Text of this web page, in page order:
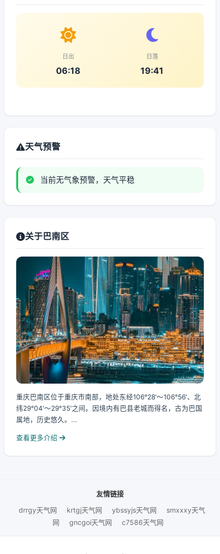
日出
06:18
日落
19:41
天气预警
当前无气象预警，天气平稳
关于巴南区
重庆巴南区位于重庆市南部，地处东经106°28′～106°56′、北
纬29°04′～29°35′之间。因境内有巴县老城而得名，古为巴国
属地，历史悠久。...
查看更多介绍
友情链接
drrgy天气网
krtgj天气网 ybssyjs天气网
smxxxy天气
网
gncgoi天气网 c7586天气网